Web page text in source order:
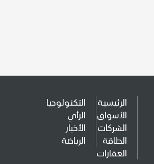
الرئيسية
الأسواق
الشركات
الطاقة
العقارات
التكنولوجيا
الرأي
الأخبار
الرياضة